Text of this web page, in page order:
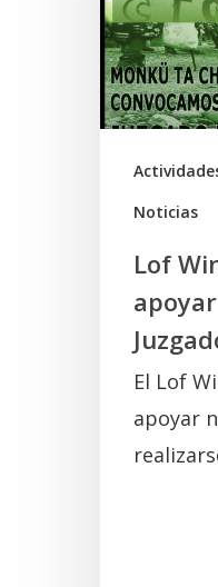
Noticias
a
apoyar
audiencia
en
Juzgado
Lof
El Lof
apoyar